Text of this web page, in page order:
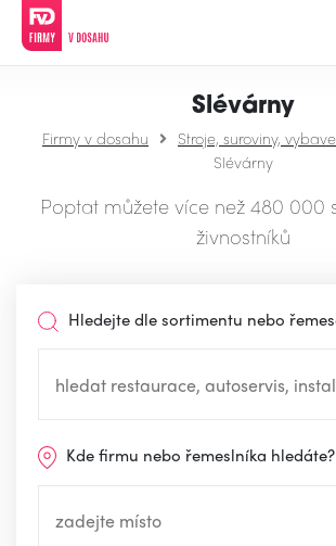
Slévárny
Firmy v dosahu
Stroje, suroviny,
Slévárny
Poptat můžete více než 480 000
živnostníků
Hledejte dle sortimentu nebo
Kde firmu nebo řemeslníka hledáte?